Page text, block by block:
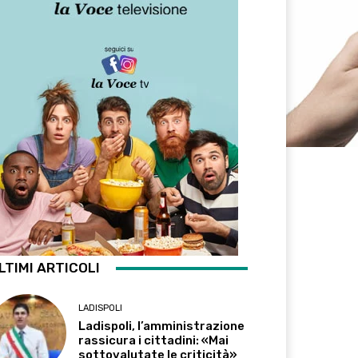
ARTICOLI
LADISPOLI
Ladispoli, l’amministrazione
rassicura i cittadini: «Mai
sottovalutate le criticità»